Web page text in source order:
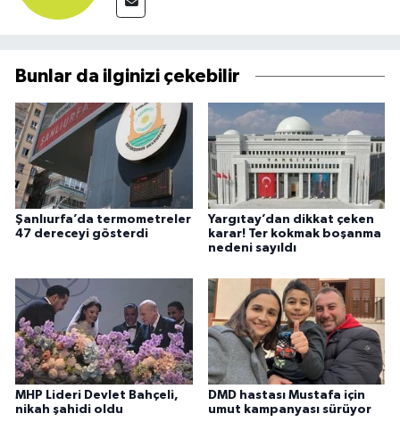
Bunlar da ilginizi çekebilir
Şanlıurfa’da termometreler
47 dereceyi gösterdi
Yargıtay’dan dikkat çeken
karar! Ter kokmak boşanma
nedeni sayıldı
MHP Lideri Devlet Bahçeli,
nikah şahidi oldu
DMD hastası Mustafa için
umut kampanyası sürüyor